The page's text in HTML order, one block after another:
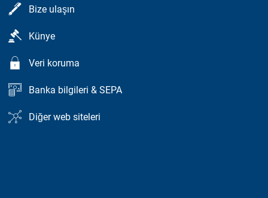
Bize ulaşın
Künye
Veri koruma
Banka bilgileri & SEPA
Diğer web siteleri